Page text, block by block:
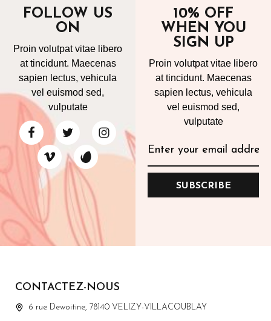
FOLLOW US
ON
Proin volutpat vitae libero
at tincidunt. Maecenas
sapien lectus, vehicula
vel euismod sed,
vulputate
10% OFF
WHEN YOU
SIGN UP
Proin volutpat vitae libero
at tincidunt. Maecenas
sapien lectus, vehicula
vel euismod sed,
vulputate
SUBSCRIBE
CONTACTEZ-NOUS
6 rue Dewoitine, 78140 VELIZY-VILLACOUBLAY